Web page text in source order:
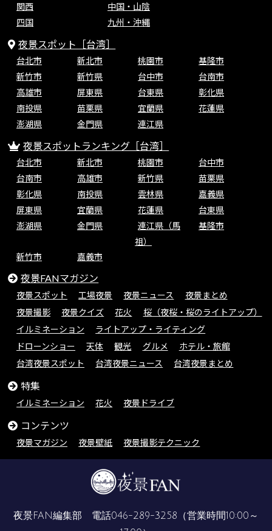
関西
中国・山陰
四国
九州・沖縄
夜景スポット［台湾］
台北市 新北市 桃園市
基隆市
新竹市
新竹県 台中市
台南市
高雄市
屏東県 台東県
彰化県
南投県
苗栗県 宜蘭県
花蓮県
澎湖県
金門県 連江県
夜景スポットランキング［台湾］
台北市 新北市 桃園市
台中市
台南市
高雄市 新竹県
苗栗県
彰化県
南投県 雲林県
嘉義県
屏東県
宜蘭県 花蓮県
台東県
澎湖県
金門県
連江県（馬
祖）
基隆市
新竹市 嘉義市
夜景FANマガジン
夜景スポット 工場夜景 夜景ニュース
夜景まとめ
夜景撮影
夜景クイズ 花火
桜（夜桜・桜のライトアップ）
イルミネーション
ライトアップ・ライティング
ドローンショー
天体 観光 グルメ
ホテル・旅館
台湾夜景スポット
台湾夜景ニュース 台湾夜景まとめ
特集
イルミネーション 花火 夜景ドライブ
コンテンツ
夜景マガジン 夜景壁紙 夜景撮影テクニック
夜景FAN編集部 電話046-289-3258 （営業時間10:00～